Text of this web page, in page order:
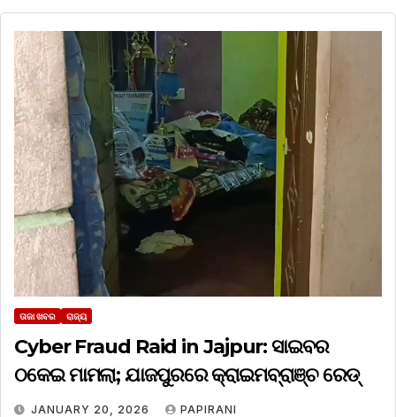
ତାଜା ଖବର ରାଜ୍ୟ
Cyber Fraud Raid in Jajpur: ସାଇବର
ଠକେଇ ମାମଲା; ଯାଜପୁରରେ କ୍ରାଇମବ୍ରାଞ୍ଚ ରେଡ୍‌
JANUARY 20, 2026 PAPIRANI